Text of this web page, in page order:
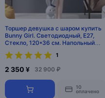
Торшер девушка с шаром купить
Bunny Girl. Светодиодный, E27,
Стекло, 120*36 см. Напольный
светильник
1
2 350 ¥ 32 900 ₽
10
оплачено